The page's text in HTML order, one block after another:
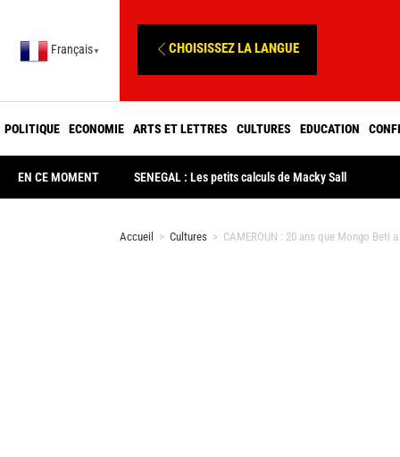
Français ▼ CHOISISSEZ LA LANGUE
POLITIQUE ECONOMIE ARTS ET LETTRES CULTURES EDUCATION
EN CE MOMENT SENEGAL : Les petits calculs de Macky Sall
Accueil > Cultures > CAMEROUN : 20 ans que Mongo Beti